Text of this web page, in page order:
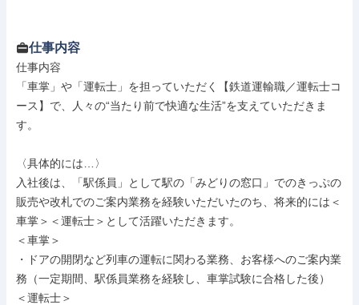
仕事内容
仕事内容
「車掌」や「運転士」を担っていただく【鉄道運輸職／運転士コ
ース】で、人々の“当たり前で快適な生活”を支えていただきま
す。
〈具体的には…〉
入社後は、「駅係員」として駅の「みどりの窓口」でのきっぷの
販売や改札でのご案内業務を経験いただいたのち、将来的には＜
車掌＞＜運転士＞として活躍いただきます。
＜車掌＞
・ドアの開閉など列車の運転に関わる業務、お客様へのご案内業
務（一定期間、駅係員業務を経験し、車掌試験に合格した後）
＜運転士＞